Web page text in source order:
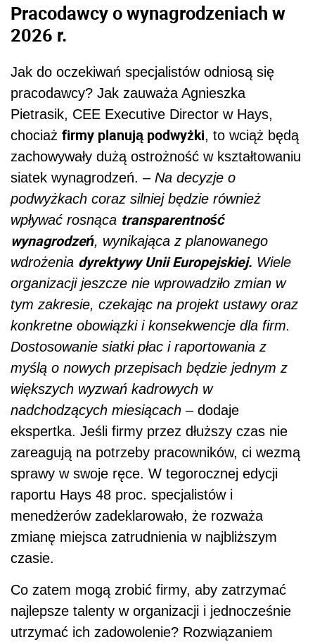
Pracodawcy o wynagrodzeniach w
2026 r.
Jak do oczekiwań specjalistów odniosą się
pracodawcy? Jak zauważa Agnieszka
Pietrasik, CEE Executive Director w Hays,
chociaż firmy planują podwyżki, to wciąż będą
zachowywały dużą ostrożność w kształtowaniu
siatek wynagrodzeń. – Na decyzje o
podwyżkach coraz silniej będzie również
wpływać rosnąca transparentność
wynagrodzeń, wynikająca z planowanego
wdrożenia dyrektywy Unii Europejskiej. Wiele
organizacji jeszcze nie wprowadziło zmian w
tym zakresie, czekając na projekt ustawy oraz
konkretne obowiązki i konsekwencje dla firm.
Dostosowanie siatki płac i raportowania z
myślą o nowych przepisach będzie jednym z
większych wyzwań kadrowych w
nadchodzących miesiącach – dodaje
ekspertka. Jeśli firmy przez dłuższy czas nie
zareagują na potrzeby pracowników, ci wezmą
sprawy w swoje ręce. W tegorocznej edycji
raportu Hays 48 proc. specjalistów i
menedżerów zadeklarowało, że rozważa
zmianę miejsca zatrudnienia w najbliższym
czasie.
Co zatem mogą zrobić firmy, aby zatrzymać
najlepsze talenty w organizacji i jednocześnie
utrzymać ich zadowolenie? Rozwiązaniem